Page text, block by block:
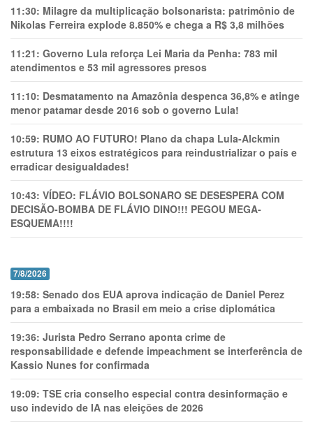
11:30: Milagre da multiplicação bolsonarista: patrimônio de
Nikolas Ferreira explode 8.850% e chega a R$ 3,8 milhões
11:21: Governo Lula reforça Lei Maria da Penha: 783 mil
atendimentos e 53 mil agressores presos
11:10: Desmatamento na Amazônia despenca 36,8% e atinge
menor patamar desde 2016 sob o governo Lula!
10:59: RUMO AO FUTURO! Plano da chapa Lula-Alckmin
estrutura 13 eixos estratégicos para reindustrializar o país e
erradicar desigualdades!
10:43: VÍDEO: FLÁVIO BOLSONARO SE DESESPERA COM
DECISÃO-BOMBA DE FLÁVIO DINO!!! PEGOU MEGA-
ESQUEMA!!!!
7/8/2026
19:58: Senado dos EUA aprova indicação de Daniel Perez
para a embaixada no Brasil em meio a crise diplomática
19:36: Jurista Pedro Serrano aponta crime de
responsabilidade e defende impeachment se interferência de
Kassio Nunes for confirmada
19:09: TSE cria conselho especial contra desinformação e
uso indevido de IA nas eleições de 2026